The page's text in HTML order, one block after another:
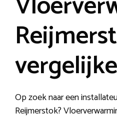
Op zoek naar een
Reijmerstok?